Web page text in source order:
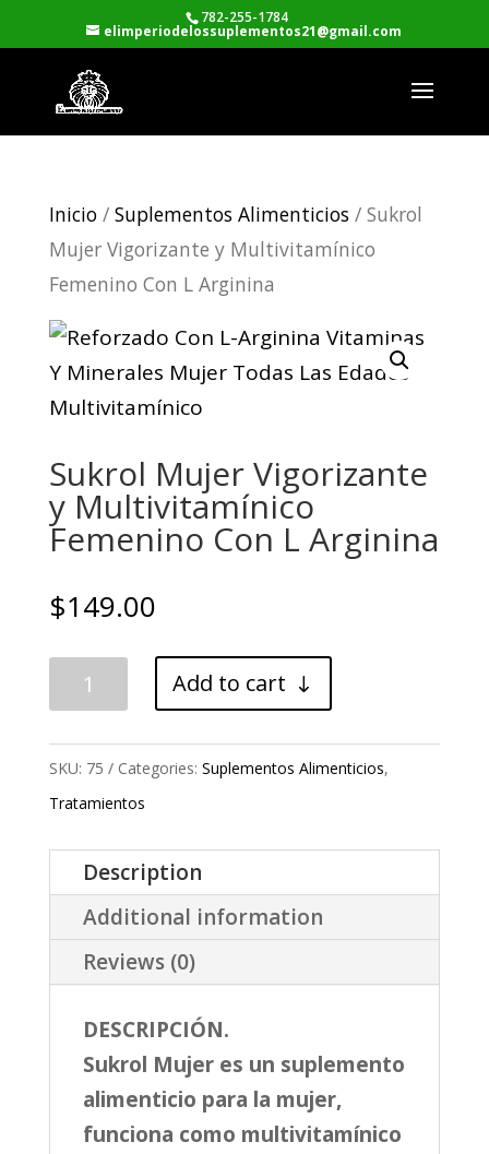
782-255-1784
elimperiodelossuplementos21@gmail.com
Inicio/ Suplementos Alimenticios/ Sukrol
Mujer Vigorizante y Multivitamínico
Femenino Con L Arginina
Sukrol Mujer Vigorizante
y Multivitamínico
Femenino Con L Arginina
$149.00
Sukrol
Mujer
Vigorizante
y
Multivitamínico
Femenino
Con
Arginina
quantity
Add to cart
SKU: 75 Categories: Suplementos Alimenticios,
Tratamientos
Description
Additional information
Reviews (0)
DESCRIPCIÓN.
Sukrol Mujer es un suplemento
alimenticio para la mujer,
funciona como multivitamínico